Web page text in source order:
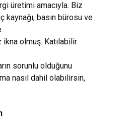
üretimi amacıyla. Biz
kaynağı, basın bürosu ve
ikna olmuş. Katılabilir
sorunlu olduğunu
nasıl dahil olabilirsin,